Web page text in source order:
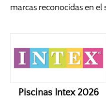
marcas reconocidas en el
Piscinas Intex 2026